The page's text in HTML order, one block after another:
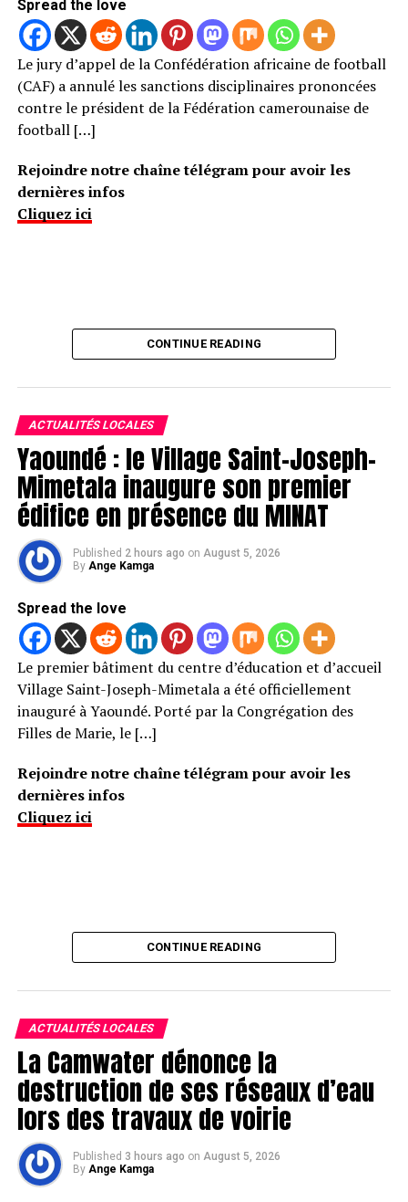
Spread the love
Le jury d’appel de la Confédération africaine de football
(CAF) a annulé les sanctions disciplinaires prononcées
contre le président de la Fédération camerounaise de
football […]
Rejoindre notre chaîne télégram pour avoir les
dernières infos
Cliquez ici
CONTINUE READING
ACTUALITÉS LOCALES
Yaoundé : le Village Saint-Joseph-
Mimetala inaugure son premier
édifice en présence du MINAT
Published 2 hours ago on August 5, 2026
By Ange Kamga
Spread the love
Le premier bâtiment du centre d’éducation et d’accueil
Village Saint-Joseph-Mimetala a été officiellement
inauguré à Yaoundé. Porté par la Congrégation des
Filles de Marie, le […]
Rejoindre notre chaîne télégram pour avoir les
dernières infos
Cliquez ici
CONTINUE READING
ACTUALITÉS LOCALES
La Camwater dénonce la
destruction de ses réseaux d’eau
lors des travaux de voirie
Published 3 hours ago on August 5, 2026
By Ange Kamga